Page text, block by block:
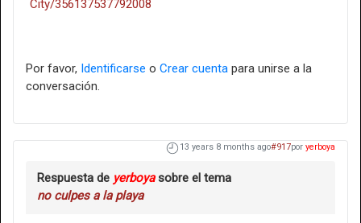
City/356137537792008
Por favor, Identificarse o Crear cuenta para unirse a la
conversación.
13 years 8 months ago#917por yerboya
Respuesta de yerboyasobre el tema
no culpes a la playa